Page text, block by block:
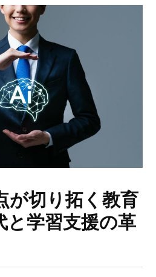
が切り拓く教育
と学習支援の革